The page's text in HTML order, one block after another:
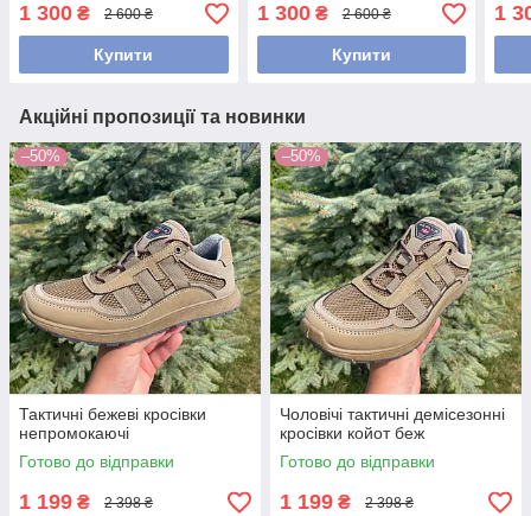
1 300 ₴ 2 600 ₴
Купити
1 300₴ 2 600 ₴
Купити
1
Акційні пропозиції та новинки
–50%
Тактичні бежеві кросівки
непромокаючі
Готово до відправки
1 199 ₴ 2 398 ₴
–50%
Чоловічі тактичні демісезонні
кросівки койот беж
Готово до відправки
1 199 ₴ 2 398 ₴